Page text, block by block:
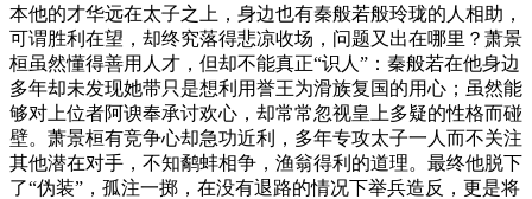
本他的才华远在太子之上，身边也有秦般若般玲珑的人相助，
可谓胜利在望，却终究落得悲凉收场，问题又出在哪里？萧景
桓虽然懂得善用人才，但却不能真正“识人”：秦般若在他身边
多年却未发现她带只是想利用誉王为滑族复国的用心；虽然能
够对上位者阿谀奉承讨欢心，却常常忽视皇上多疑的性格而碰
壁。萧景桓有竞争心却急功近利，多年专攻太子一人而不关注
其他潜在对手，不知鹬蚌相争，渔翁得利的道理。最终他脱下
了“伪装”，孤注一掷，在没有退路的情况下举兵造反，更是将